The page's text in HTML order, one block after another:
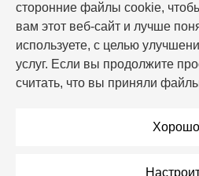
сторонние файлы cookie,
вам этот веб-сайт и лучше
используете, с целью
услуг. Если вы продолжите
считать, что вы приняли
Хорошо
info@i-ven.by
Мы в
Режим работы: